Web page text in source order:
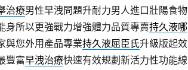
治療男性早洩問題升耐力男人進口壯陽食物
身所以更強戰力增強體力品質專賣持久液哪
與您外用產品專業持久液屈臣氏升級版起效
豐富早洩治療快速有效規劃新活力性功能線